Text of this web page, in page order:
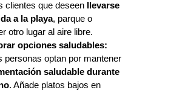
clientes que deseen
llevarse
a la playa, parque o
otro lugar al aire libre.
opciones saludables:
personas optan por mantener
saludable durante
. Añade platos bajos en